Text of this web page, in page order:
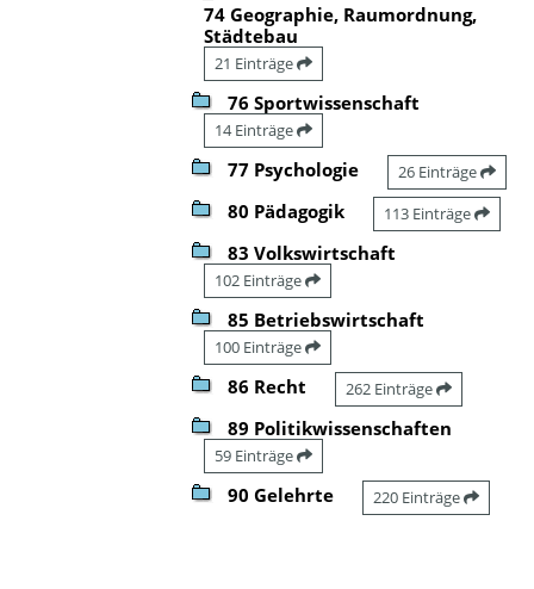
74 Geographie, Raumordnung,
Städtebau
21 Einträge
76 Sportwissenschaft
14 Einträge
77 Psychologie 26 Einträge
80 Pädagogik 113 Einträge
83 Volkswirtschaft
102 Einträge
85 Betriebswirtschaft
100 Einträge
86 Recht 262 Einträge
89 Politikwissenschaften
59 Einträge
90 Gelehrte 220 Einträge